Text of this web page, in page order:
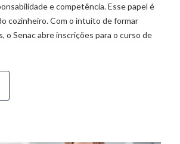
e competência. Esse papel é
cozinheiro. Com o intuito de formar
o Senac abre inscrições para o curso de